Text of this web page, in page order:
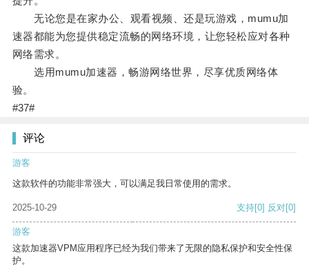
无论您是在家办公、观看视频、还是玩游戏，mumu加
速器都能为您提供稳定流畅的网络环境，让您轻松应对各种
网络需求。
选用mumu加速器，畅游网络世界，尽享优质网络体
验。
#37#
评论
游客
这款软件的功能非常强大，可以满足我日常使用的需求。
2025-10-29 支持[0] 反对[0]
游客
这款加速器VPM应用程序已经为我们带来了无限的隐私保护和安全性保
护。